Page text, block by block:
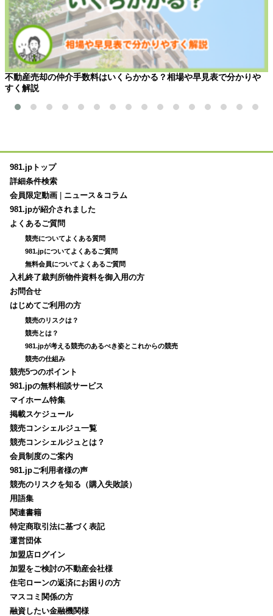
不動産売却の仲介手数料はいくらかかる？相場や早見表で分かりや
すく解説
981.jpトップ
詳細条件検索
会員限定動画
ニュース＆コラム
981.jpが紹介されました
よくあるご質問
競売についてよくある質問
981.jpについてよくあるご質問
無料会員についてよくあるご質問
入札終了裁判所物件資料を御入用の方
お問合せ
はじめてご利用の方
競売のリスクは？
競売とは？
981.jpが考える競売のあるべき姿とこれからの競売
競売の仕組み
競売5つのポイント
981.jpの無料相談サービス
マイホーム特集
掲載スケジュール
競売コンシェルジュ一覧
競売コンシェルジュとは？
会員制度のご案内
981.jpご利用者様の声
競売のリスクを知る（購入失敗談）
用語集
関連書籍
特定商取引法に基づく表記
運営団体
加盟店ログイン
加盟をご検討の不動産会社様
住宅ローンの返済にお困りの方
マスコミ関係の方
融資したい金融機関様